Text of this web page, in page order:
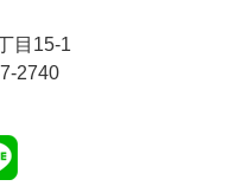
目15-1
2740